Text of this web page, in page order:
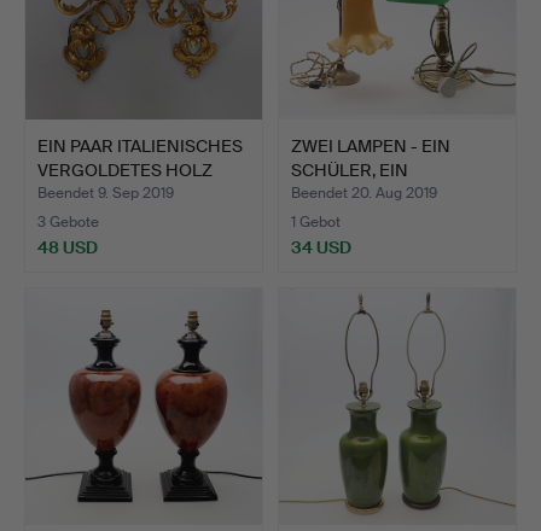
EIN PAAR ITALIENISCHES
VERGOLDETES HOLZ
UN…
Beendet 9. Sep 2019
3 Gebote
48 USD
ZWEI LAMPEN - EIN
SCHÜLER, EIN
SCHREIBTISC…
Beendet 20. Aug 2019
1 Gebot
34 USD